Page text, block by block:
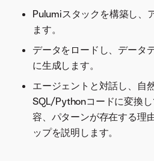
Pulumiスタックを構築し、
ます。
データをロードし、データ
に生成します。
エージェントと対話し、自
SQL/Pythonコードに変換
容、パターンが存在する理
ップを説明します。